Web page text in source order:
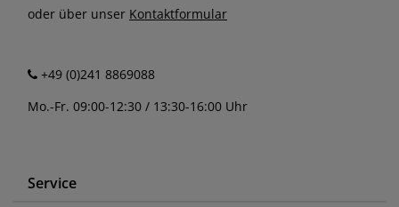
oder über unser Kontaktformular
+49 (0)241 8869088
Mo.-Fr. 09:00-12:30 / 13:30-16:00 Uhr
Service